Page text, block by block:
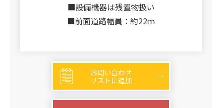
■設備機器は残置物扱い
■前面道路幅員：約22ｍ
お問い合わせ
リストに追加